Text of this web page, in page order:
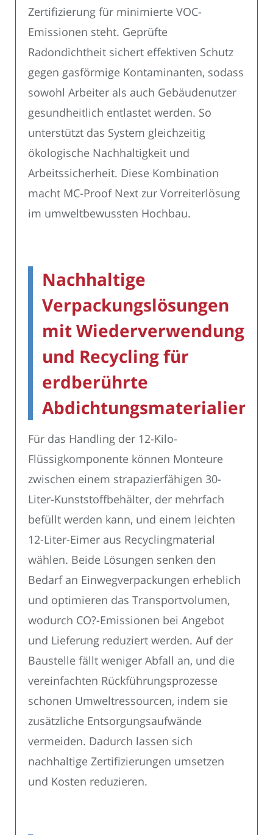
Zertifizierung für minimierte VOC-
Emissionen steht. Geprüfte
Radondichtheit sichert effektiven Schutz
gegen gasförmige Kontaminanten, sodass
sowohl Arbeiter als auch Gebäudenutzer
gesundheitlich entlastet werden. So
unterstützt das System gleichzeitig
ökologische Nachhaltigkeit und
Arbeitssicherheit. Diese Kombination
macht MC-Proof Next zur Vorreiterlösung
im umweltbewussten Hochbau.
Nachhaltige
Verpackungslösungen
mit Wiederverwendung
und Recycling für
erdberührte
Abdichtungsmaterialien
Für das Handling der 12-Kilo-
Flüssigkomponente können Monteure
zwischen einem strapazierfähigen 30-
Liter-Kunststoffbehälter, der mehrfach
befüllt werden kann, und einem leichten
12-Liter-Eimer aus Recyclingmaterial
wählen. Beide Lösungen senken den
Bedarf an Einwegverpackungen erheblich
und optimieren das Transportvolumen,
wodurch CO?-Emissionen bei Angebot
und Lieferung reduziert werden. Auf der
Baustelle fällt weniger Abfall an, und die
vereinfachten Rückführungsprozesse
schonen Umweltressourcen, indem sie
zusätzliche Entsorgungsaufwände
vermeiden. Dadurch lassen sich
nachhaltige Zertifizierungen umsetzen
und Kosten reduzieren.